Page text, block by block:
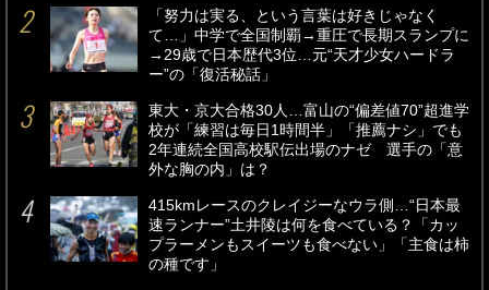
「努力は実る、という言葉は好きじゃなく
て…」中学で全国制覇→重圧で長期スランプに
→29歳で日本歴代3位…元“天才少女ハードラ
ー”の「復活秘話」
東大・京大合格30人…富山の“偏差値70”超進学
校が「練習は毎日1時間半」「推薦ナシ」でも
2年連続全国高校駅伝出場のナゼ 選手の「意
外な胸の内」は？
415kmレースのクレイジーなウラ側…“日本最
速ランナー”土井陵は何を食べている？「カッ
プラーメンもスイーツも食べない」「主食は柿
の種です」